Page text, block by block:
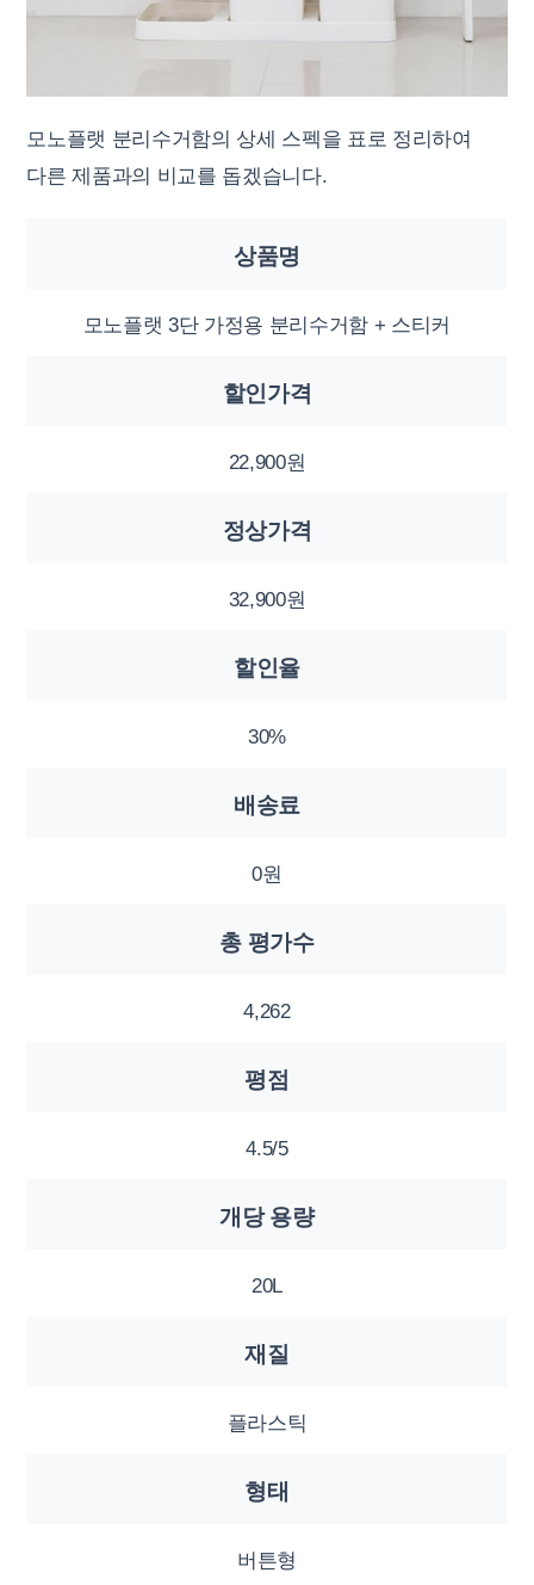
모노플랫 분리수거함의 상세 스펙을 표로 정리하여
다른 제품과의 비교를 돕겠습니다.
상품명
모노플랫 3단 가정용 분리수거함 + 스티커
할인가격
22,900원
정상가격
32,900원
할인율
30%
배송료
0원
총 평가수
4,262
평점
4.5/5
개당 용량
20L
재질
플라스틱
형태
버튼형